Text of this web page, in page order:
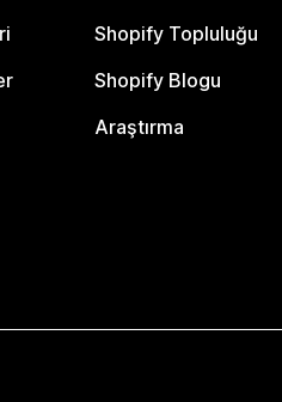
Shopify Topluluğu
Shopify Blogu
Araştırma